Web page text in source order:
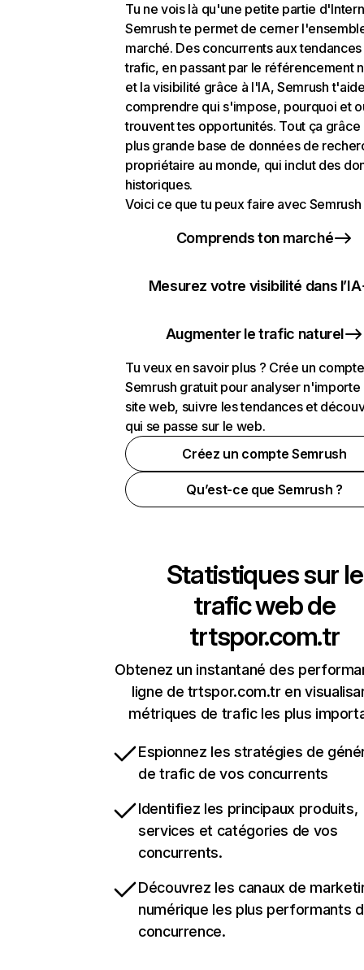
Tu ne vois là qu'une petite partie
Semrush te permet de cerner
marché. Des concurrents aux
trafic, en passant par le référencement
et la visibilité grâce à l'IA, Semrush
comprendre qui s'impose, pourquoi et
trouvent tes opportunités. Tout ça grâce
plus grande base de données de
propriétaire au monde, qui inclut des
historiques.
Voici ce que tu peux faire avec Semrush
Comprends ton marché
Mesurez votre visibilité dans l’IA
Augmenter le trafic naturel
Tu veux en savoir plus ? Crée un compte
Semrush gratuit pour analyser n'importe
site web, suivre les tendances et
qui se passe sur le web.
Créez un compte Semrush
Qu’est-ce que Semrush ?
Statistiques sur le
trafic web de
trtspor.com.tr
Obtenez un instantané des
ligne de trtspor.com.tr en
métriques de trafic les plus
Espionnez les stratégies de
de trafic de vos concurrents
Identifiez les principaux produits,
services et catégories de vos
concurrents.
Découvrez les canaux de
numérique les plus performants
concurrence.